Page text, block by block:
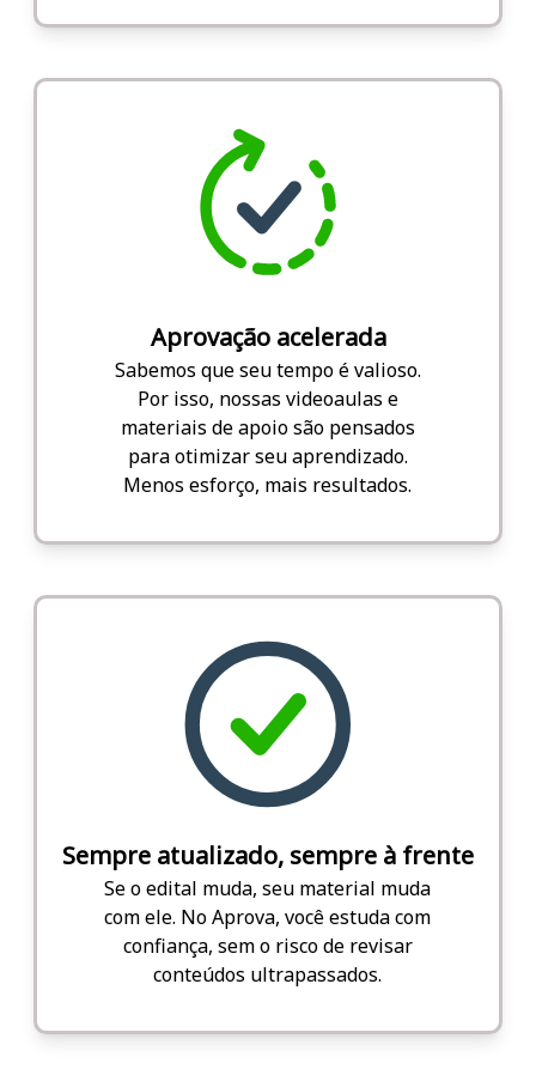
Aprovação acelerada
Sabemos que seu tempo é valioso.
Por isso, nossas videoaulas e
materiais de apoio são pensados
para otimizar seu aprendizado.
Menos esforço, mais resultados.
Sempre atualizado, sempre à frente
Se o edital muda, seu material muda
com ele. No Aprova, você estuda com
confiança, sem o risco de revisar
conteúdos ultrapassados.